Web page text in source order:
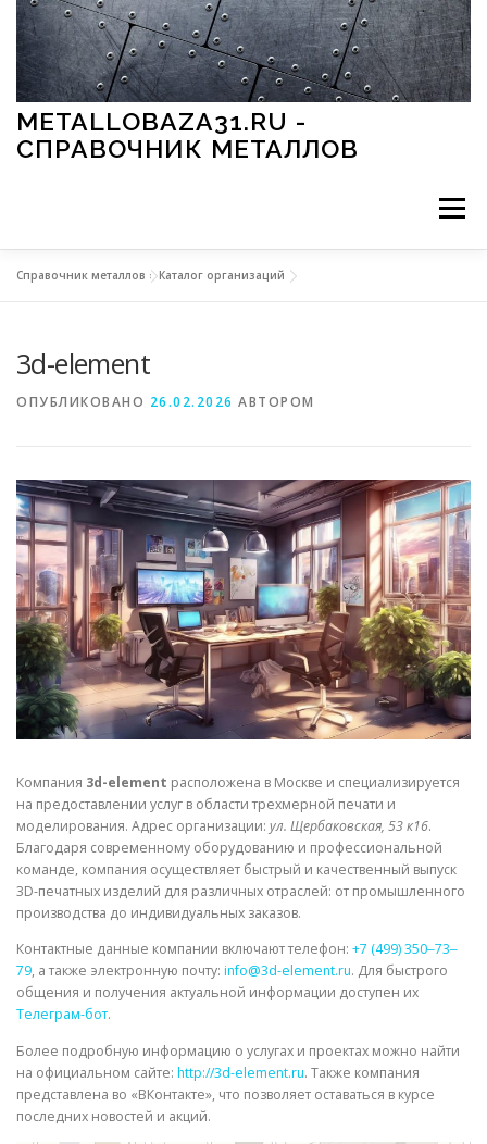
Перейти к содержимому
METALLOBAZA31.RU -
СПРАВОЧНИК МЕТАЛЛОВ
Меню
МЕТАЛЛЫ И ОКРУЖАЮЩАЯ СРЕДА
СВОЙСТВА МЕТАЛЛОВ СОРТА МЕТАЛЛОВ
СТАТЬИ
Справочник металлов »Каталог организаций
3d-element
ОПУБЛИКОВАНО 26.02.2026 АВТОРОМ
Компания 3d-element расположена в Москве и специализируется
на предоставлении услуг в области трехмерной печати и
моделирования. Адрес организации: ул. Щербаковская, 53 к16.
Благодаря современному оборудованию и профессиональной
команде, компания осуществляет быстрый и качественный выпуск
3D-печатных изделий для различных отраслей: от промышленного
производства до индивидуальных заказов.
Контактные данные компании включают телефон: +7 (499) 350‒73‒
79, а также электронную почту: info@3d-element.ru. Для быстрого
общения и получения актуальной информации доступен их
Телеграм-бот.
Более подробную информацию о услугах и проектах можно найти
на официальном сайте: http://3d-element.ru. Также компания
представлена во «ВКонтакте», что позволяет оставаться в курсе
последних новостей и акций.